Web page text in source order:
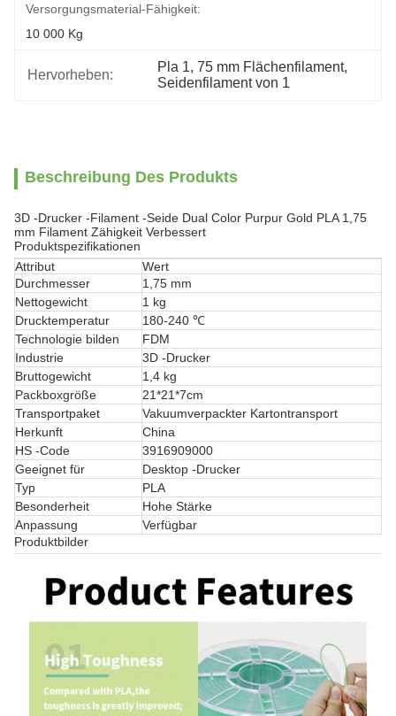
Versorgungsmaterial-Fähigkeit:
10 000 Kg
Hervorheben:
Pla 1, 75 mm Flächenfilament,
Seidenfilament von 1
Beschreibung Des Produkts
3D -Drucker -Filament -Seide Dual Color Purpur Gold PLA 1,75
mm Filament Zähigkeit Verbessert
Produktspezifikationen
Attribut
Wert
Durchmesser
1,75 mm
Nettogewicht
1 kg
Drucktemperatur
180-240 ℃
Technologie bilden
FDM
Industrie
3D -Drucker
Bruttogewicht
1,4 kg
Packboxgröße
21*21*7cm
Transportpaket
Vakuumverpackter Kartontransport
Herkunft
China
HS -Code
3916909000
Geeignet für
Desktop -Drucker
Typ
PLA
Besonderheit
Hohe Stärke
Anpassung
Verfügbar
Produktbilder